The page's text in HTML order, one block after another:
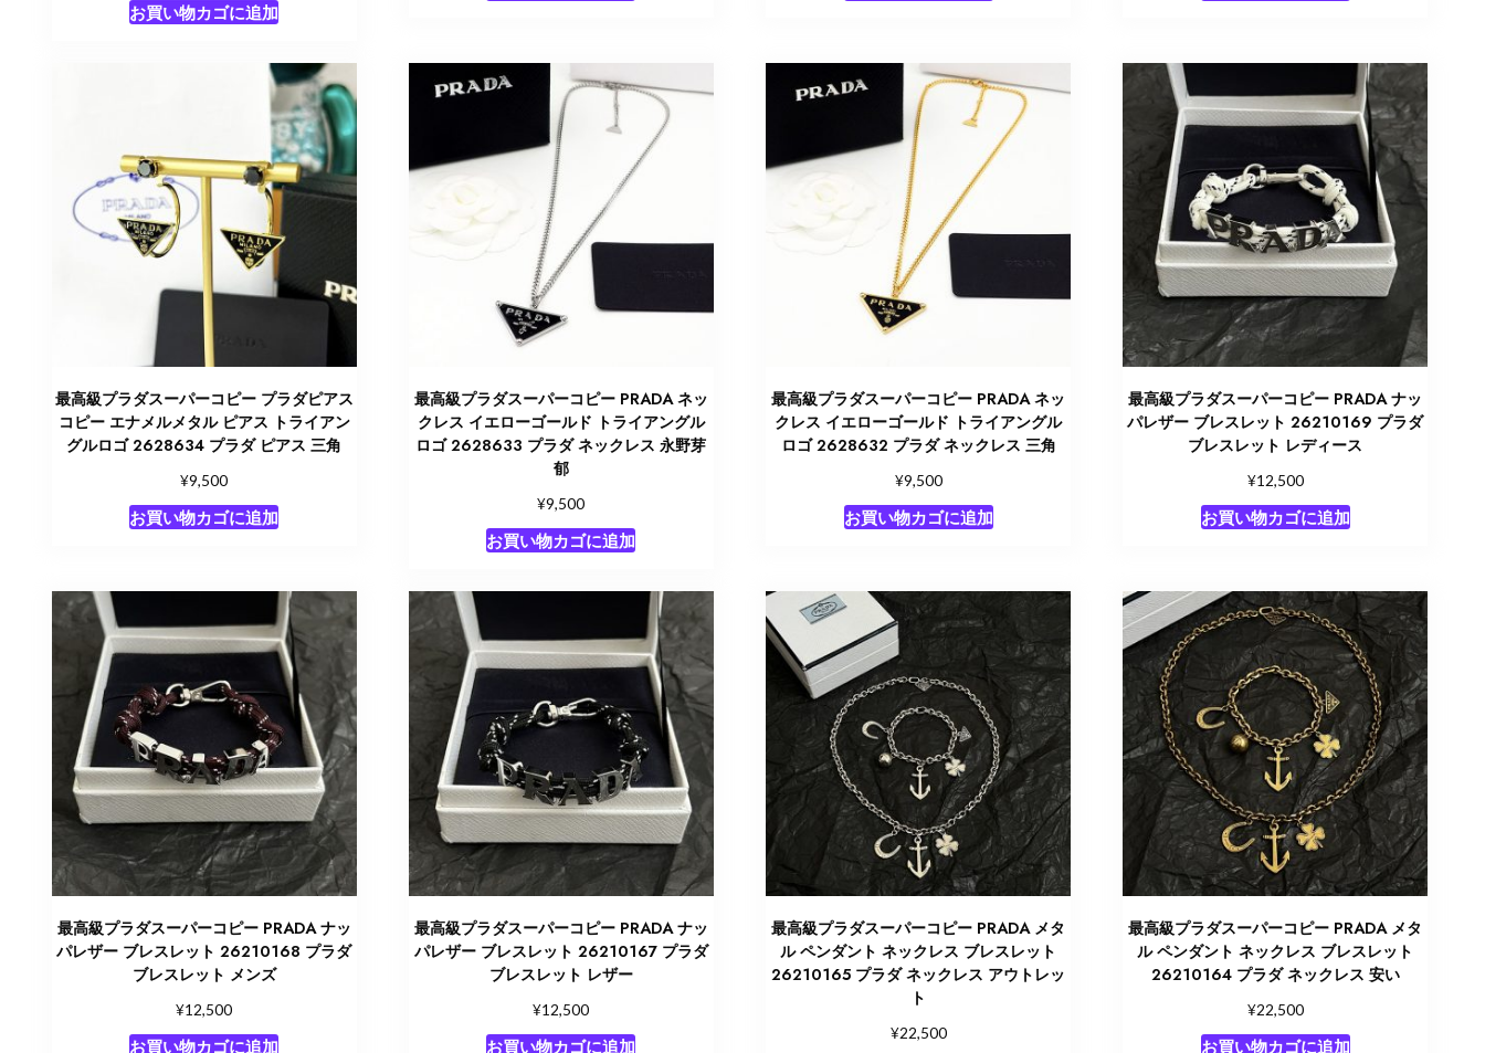
お買い物カゴに追加
最高級プラダスーパーコピー プラダピアス
コピー エナメルメタル ピアス トライアン
グルロゴ 2628634 プラダ ピアス 三角
¥9,500
お買い物カゴに追加
最高級プラダスーパーコピー PRADA ネッ
クレス イエローゴールド トライアングル
ロゴ 2628633 プラダ ネックレス 永野芽
郁
¥9,500
お買い物カゴに追加
最高級プラダスーパーコピー PRADA ネッ
クレス イエローゴールド トライアングル
ロゴ 2628632 プラダ ネックレス 三角
¥9,500
お買い物カゴに追加
最高級プラダスーパーコピー PRADA ナッ
パレザー ブレスレット 26210169 プラダ
ブレスレット レディース
¥12,500
お買い物カゴに追加
最高級プラダスーパーコピー PRADA ナッ
パレザー ブレスレット 26210168 プラダ
ブレスレット メンズ
¥12,500
お買い物カゴに追加
最高級プラダスーパーコピー PRADA ナッ
パレザー ブレスレット 26210167 プラダ
ブレスレット レザー
¥12,500
お買い物カゴに追加
最高級プラダスーパーコピー PRADA メタ
ル ペンダント ネックレス ブレスレット
26210165 プラダ ネックレス アウトレッ
ト
¥22,500
最高級プラダスーパーコピー PRADA メタ
ル ペンダント ネックレス ブレスレット
26210164 プラダ ネックレス 安い
¥22,500
お買い物カゴに追加